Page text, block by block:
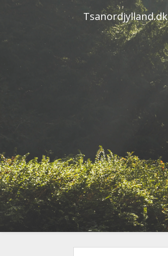
Tsanordjylland.dk